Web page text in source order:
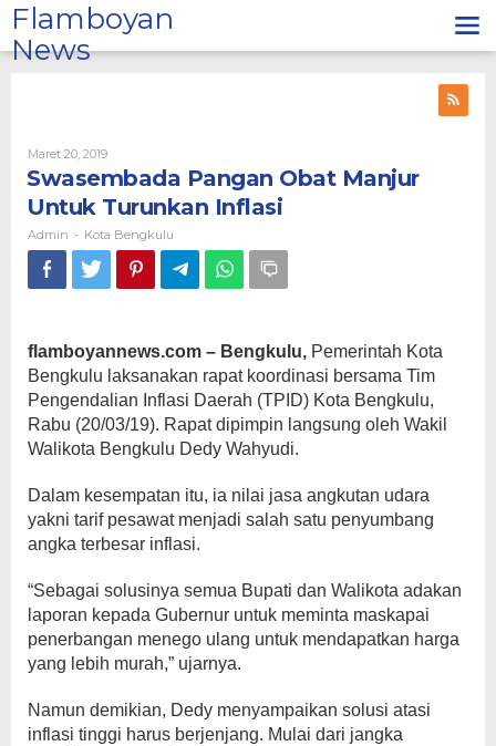
Lewati
ke
konten
Flamboyan
News
Maret 20, 2019Oleh
Admin
Swasembada Pangan Obat Manjur
Untuk Turunkan Inflasi
Admin - Kota Bengkulu
flamboyannews.com – Bengkulu, Pemerintah Kota
Bengkulu laksanakan rapat koordinasi bersama Tim
Pengendalian Inflasi Daerah (TPID) Kota Bengkulu,
Rabu (20/03/19). Rapat dipimpin langsung oleh Wakil
Walikota Bengkulu Dedy Wahyudi.
Dalam kesempatan itu, ia nilai jasa angkutan udara
yakni tarif pesawat menjadi salah satu penyumbang
angka terbesar inflasi.
“Sebagai solusinya semua Bupati dan Walikota adakan
laporan kepada Gubernur untuk meminta maskapai
penerbangan menego ulang untuk mendapatkan harga
yang lebih murah,” ujarnya.
Namun demikian, Dedy menyampaikan solusi atasi
inflasi tinggi harus berjenjang. Mulai dari jangka